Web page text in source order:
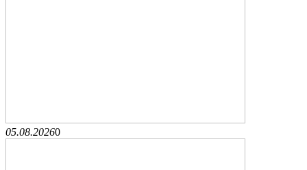
05.08.20260